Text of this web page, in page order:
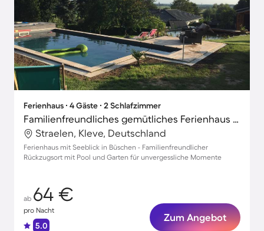
Ferienhaus ∙ 4 Gäste ∙ 2 Schlafzimmer
Familienfreundliches gemütliches Ferienhaus mit Terrasse, Garten und Pool | Seeblick
Straelen, Kleve, Deutschland
Ferienhaus mit Seeblick in Büschen - Familienfreundlicher
Rückzugsort mit Pool und Garten für unvergessliche Momente
ab 64 €
pro Nacht
5.0
Zum Angebot